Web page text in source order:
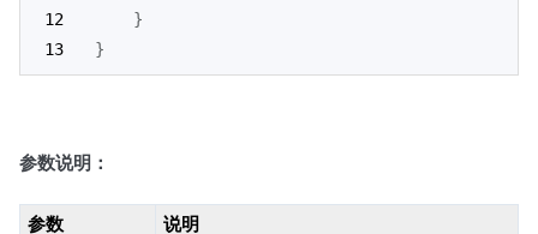
}
}
参数说明：
参数 说明